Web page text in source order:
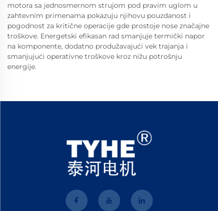
motora sa jednosmernom strujom pod pravim uglom u
zahtevnim primenama pokazuju njihovu pouzdanost i
pogodnost za kritične operacije gde prostoje nose značajne
troškove. Energetski efikasan rad smanjuje termički napor
na komponente, dodatno produžavajući vek trajanja i
smanjujući operativne troškove kroz nižu potrošnju
energije.